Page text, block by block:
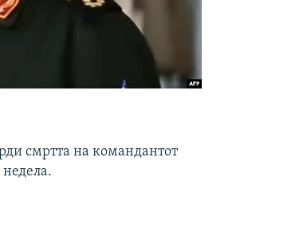
смртта на командантот